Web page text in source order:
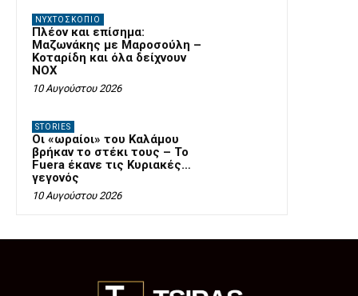
ΝΥΧΤΟΣΚΟΠΙΟ
Πλέον και επίσημα:
Μαζωνάκης με Μαροσούλη –
Κοταρίδη και όλα δείχνουν
NOX
10 Αυγούστου 2026
STORIES
Οι «ωραίοι» του Καλάμου
βρήκαν το στέκι τους – Το
Fuera έκανε τις Κυριακές…
γεγονός
10 Αυγούστου 2026